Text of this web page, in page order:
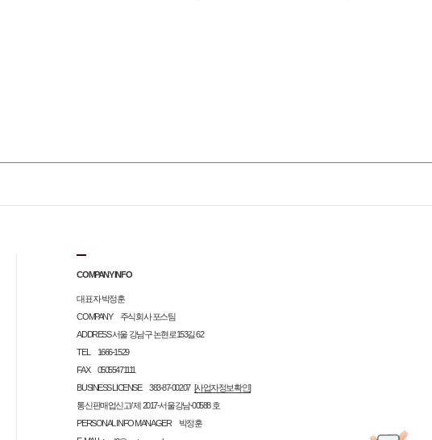
COMPANY INFO
대표자 박정훈
COMPANY 주식회사 포스팀
ADDRESS 서울 강남구 논현로153길 62
TEL 1666-1529
FAX 05055471111
BUSINESS LICENSE 383-87-00207 [사업자정보확인]
통신판매업신고/ 제 2017-서울강남-00588 호
PERSONAL INFO MANAGER 박정훈